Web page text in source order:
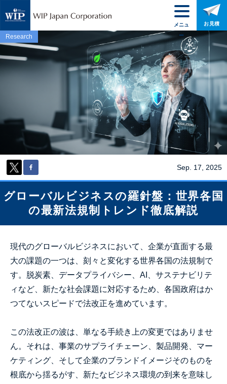
Research
Sep. 17, 2025
グローバルビジネスの羅針盤：世界各国
の最新法規制トレンド徹底解説
現代のグローバルビジネスにおいて、企業が直面する最
大の課題の一つは、刻々と変化する世界各国の法規制で
す。脱炭素、データプライバシー、AI、サステナビリテ
ィなど、新たな社会課題に対応するため、各国政府はか
つてないスピードで法改正を進めています。
この法改正の波は、単なる手続き上の変更ではありませ
ん。それは、事業のサプライチェーン、製品開発、マー
ケティング、そして企業のブランドイメージそのものを
根底から揺るがす、新たなビジネス環境の到来を意味し
メニュ
ー
お見積